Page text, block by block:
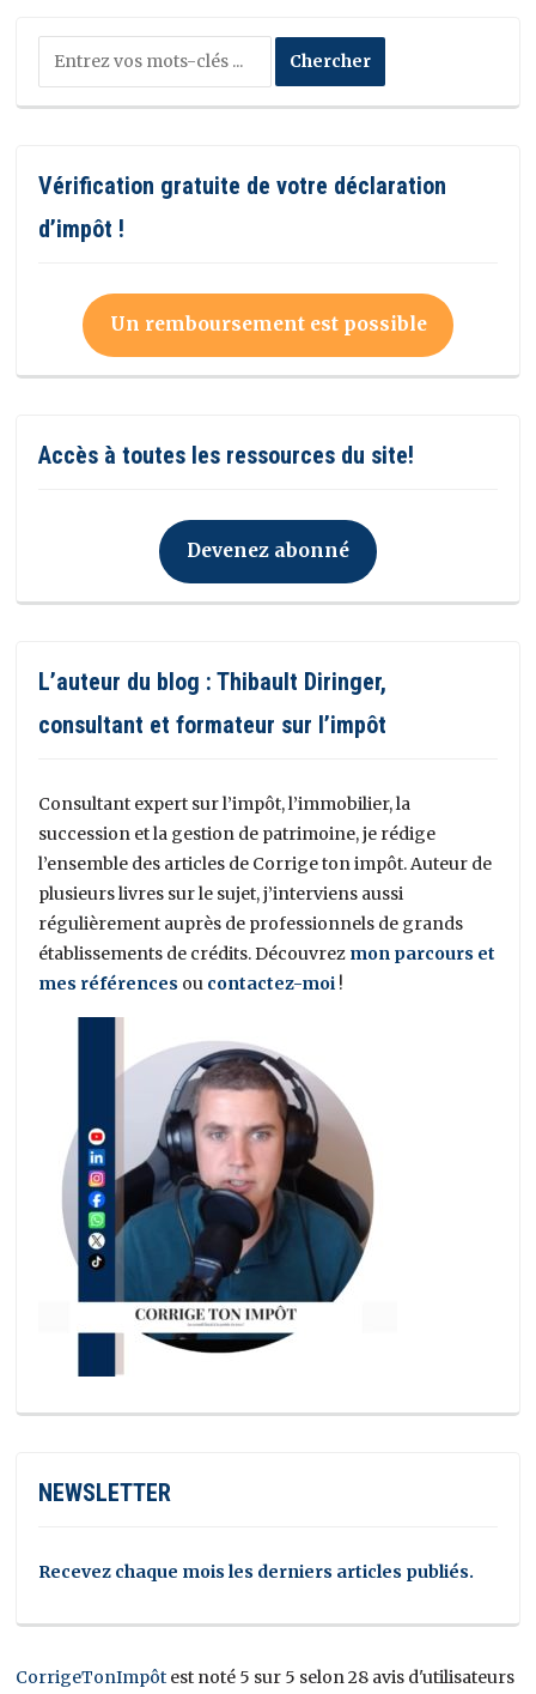
Vérification gratuite de votre déclaration
d’impôt !
Un remboursement est possible
Accès à toutes les ressources du site!
Devenez abonné
L’auteur du blog : Thibault Diringer,
consultant et formateur sur l’impôt
Consultant expert sur l’impôt, l’immobilier, la
succession et la gestion de patrimoine, je rédige
l’ensemble des articles de Corrige ton impôt. Auteur de
plusieurs livres sur le sujet, j’interviens aussi
régulièrement auprès de professionnels de grands
établissements de crédits. Découvrez mon parcours et
mes références ou contactez-moi !
NEWSLETTER
Recevez chaque mois les derniers articles publiés.
CorrigeTonImpôt est noté 5 sur 5 selon 28 avis d'utilisateurs